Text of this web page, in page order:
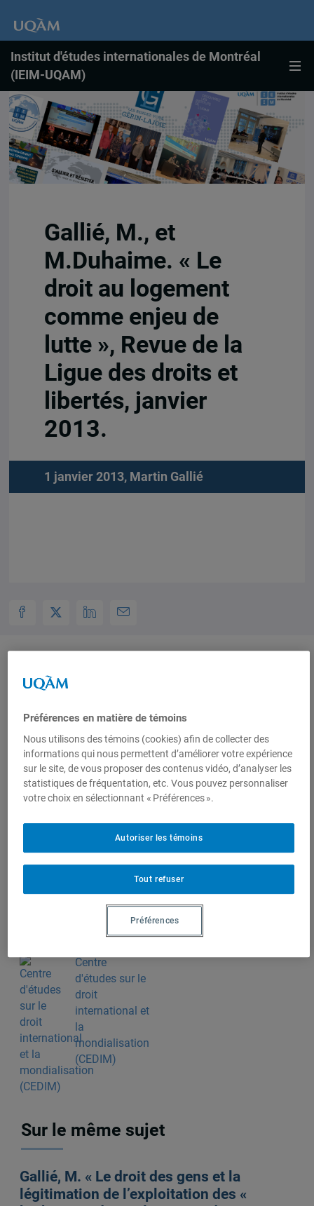
Institut d'études internationales de Montréal
(IEIM-UQAM)
Gallié, M., et
M.Duhaime. « Le
droit au logement
comme enjeu de
lutte », Revue de la
Ligue des droits et
libertés, janvier
2013.
1 janvier 2013, Martin Gallié
Auteurs-trices
Gallié,
Professeur, Département
Université du Québec à
Centre
d'études sur le
droit
international et
la
mondialisation
(CEDIM)
Sur le même sujet
Gallié, M. « Le droit des gens et la
légitimation de l’exploitation des «
Préférences en matière de témoins
Nous utilisons des témoins (cookies) afin de collecter des
informations qui nous permettent d’améliorer votre expérience
sur le site, de vous proposer des contenus vidéo, d’analyser les
statistiques de fréquentation, etc. Vous pouvez personnaliser
votre choix en sélectionnant « Préférences ».
Tout refuser
Autoriser les témoins
Préférences